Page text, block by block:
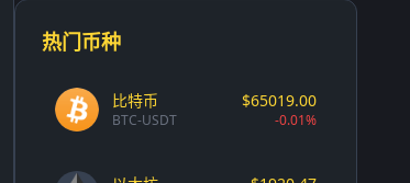
热门币种
比特币
BTC-USDT
$65019.00
-0.01%